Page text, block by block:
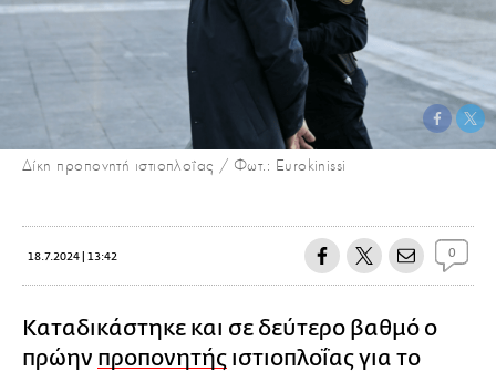
Δίκη προπονητή ιστιοπλοΐας / Φωτ.: Eurokinissi
18.7.2024 | 13:42 0
Καταδικάστηκε και σε δεύτερο βαθμό ο
πρώην προπονητής ιστιοπλοΐας για το